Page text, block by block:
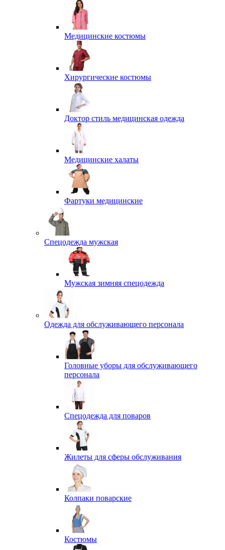
Медицинские костюмы
Хирургические костюмы
Доктор стиль медицинская одежда
Медицинские халаты
Фартуки медицинские
Спецодежда мужская
Мужская зимняя спецодежда
Одежда для обслуживающего персонала
Головные уборы для обслуживающего
персонала
Спецодежда для поваров
Жилеты для сферы обслуживания
Колпаки поварские
Костюмы